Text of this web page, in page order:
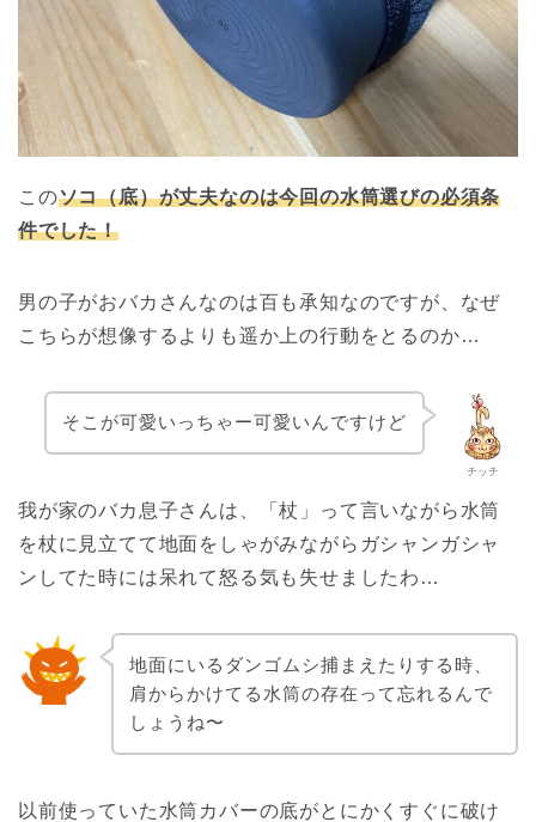
このソコ（底）が丈夫なのは今回の水筒選びの必須条
件でした！
男の子がおバカさんなのは百も承知なのですが、なぜ
こちらが想像するよりも遥か上の行動をとるのか…
チッチ
そこが可愛いっちゃー可愛いんですけど
我が家のバカ息子さんは、「杖」って言いながら水筒
を杖に見立てて地面をしゃがみながらガシャンガシャ
ンしてた時には呆れて怒る気も失せましたわ…
地面にいるダンゴムシ捕まえたりする時、
肩からかけてる水筒の存在って忘れるんで
しょうね〜
以前使っていた水筒カバーの底がとにかくすぐに破け